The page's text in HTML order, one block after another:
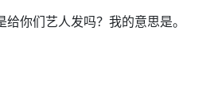
你们艺人发吗？我的意思是。